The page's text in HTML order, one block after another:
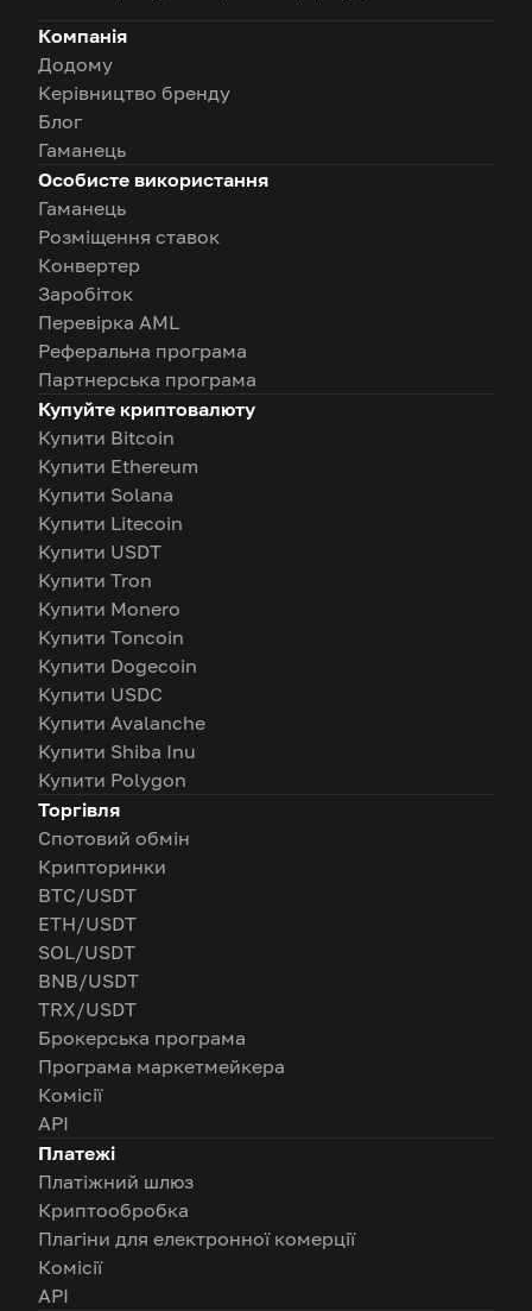
Компанія
Додому
Керівництво бренду
Блог
Гаманець
Особисте використання
Гаманець
Розміщення ставок
Конвертер
Заробіток
Перевірка AML
Реферальна програма
Партнерська програма
Купуйте криптовалюту
Купити Bitcoin
Купити Ethereum
Купити Solana
Купити Litecoin
Купити USDT
Купити Tron
Купити Monero
Купити Toncoin
Купити Dogecoin
Купити USDC
Купити Avalanche
Купити Shiba Inu
Купити Polygon
Торгівля
Спотовий обмін
Крипторинки
BTC/USDT
ETH/USDT
SOL/USDT
BNB/USDT
TRX/USDT
Брокерська програма
Програма маркетмейкера
Комісії
API
Платежі
Платіжний шлюз
Криптообробка
Плагіни для електронної комерції
Комісії
API